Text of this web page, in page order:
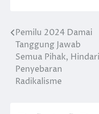
Post
navigation
Pemilu 2024 Damai
Tanggung Jawab
Semua Pihak, Hindari
Penyebaran
Radikalisme